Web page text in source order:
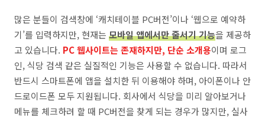
많은 분들이 검색창에 ‘캐치테이블 PC버전’이나 ‘웹으로 예약하
기’를 입력하지만, 현재는 모바일 앱에서만 줄서기 기능을 제공하
고 있습니다. PC 웹사이트는 존재하지만, 단순 소개용이며 로그
인, 식당 검색 같은 실질적인 기능은 사용할 수 없습니다. 따라서
반드시 스마트폰에 앱을 설치한 뒤 이용해야 하며, 아이폰이나 안
드로이드폰 모두 지원됩니다. 회사에서 식당을 미리 알아보거나
메뉴를 체크하려 할 때 PC버전을 찾게 되는 경우가 많지만, 실사